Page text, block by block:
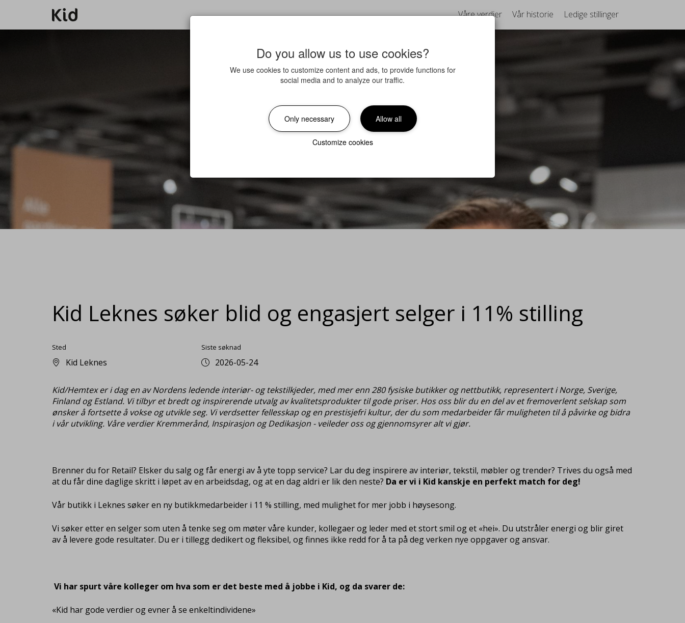
Våre verdier Vår historie Ledige stillinger
Kid Leknes søker blid og engasjert selger i 11% stilling
Sted
Kid Leknes
Siste søknad
2026-05-24
Kid/Hemtex er i dag en av Nordens ledende interiør- og tekstilkjeder, med mer enn 280 fysiske butikker og nettbutikk, representert i Norge, Sverige,
Finland og Estland. Vi tilbyr et bredt og inspirerende utvalg av kvalitetsprodukter til gode priser. Hos oss blir du en del av et fremoverlent selskap som
ønsker å fortsette å vokse og utvikle seg. Vi verdsetter fellesskap og en prestisjefri kultur, der du som medarbeider får muligheten til å påvirke og bidra
i vår utvikling. Våre verdier Kremmerånd, Inspirasjon og Dedikasjon - veileder oss og gjennomsyrer alt vi gjør.
Brenner du for Retail? Elsker du salg og får energi av å yte topp service? Lar du deg inspirere av interiør, tekstil, møbler og trender? Trives du også med
at du får dine daglige skritt i løpet av en arbeidsdag, og at en dag aldri er lik den neste? Da er vi i Kid kanskje en perfekt match for deg!
Vår butikk i Leknes søker en ny butikkmedarbeider i 11 % stilling, med mulighet for mer jobb i høysesong.
Vi søker etter en selger som uten å tenke seg om møter våre kunder, kollegaer og leder med et stort smil og et «hei». Du utstråler energi og blir giret
av å levere gode resultater. Du er i tillegg dedikert og fleksibel, og finnes ikke redd for å ta på deg verken nye oppgaver og ansvar.
Vi har spurt våre kolleger om hva som er det beste med å jobbe i Kid, og da svarer de:
«Kid har gode verdier og evner å se enkeltindividene»
Do you allow us to use cookies?
We use cookies to customize content and ads, to provide functions for
social media and to analyze our traffic.
Only necessary Allow all
Customize cookies